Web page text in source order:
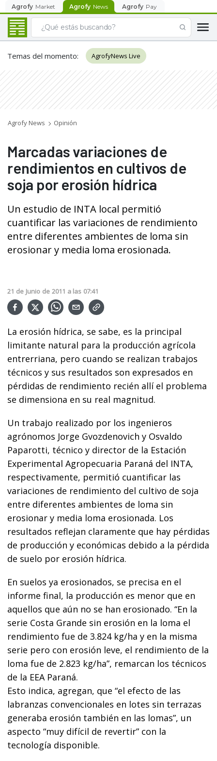
Agrofy Market Agrofy News Agrofy Pay
Temas del momento: AgrofyNews Live
Agrofy News Opinión
Marcadas variaciones de
rendimientos en cultivos de
soja por erosión hídrica
Un estudio de INTA local permitió
cuantificar las variaciones de rendimiento
entre diferentes ambientes de loma sin
erosionar y media loma erosionada.
21 de Junio de 2011 a las 07:41
La erosión hídrica, se sabe, es la principal
limitante natural para la producción agrícola
entrerriana, pero cuando se realizan trabajos
técnicos y sus resultados son expresados en
pérdidas de rendimiento recién allí el problema
se dimensiona en su real magnitud.
Un trabajo realizado por los ingenieros
agrónomos Jorge Gvozdenovich y Osvaldo
Paparotti, técnico y director de la Estación
Experimental Agropecuaria Paraná del INTA,
respectivamente, permitió cuantificar las
variaciones de rendimiento del cultivo de soja
entre diferentes ambientes de loma sin
erosionar y media loma erosionada. Los
resultados reflejan claramente que hay pérdidas
de producción y económicas debido a la pérdida
de suelo por erosión hídrica.
En suelos ya erosionados, se precisa en el
informe final, la producción es menor que en
aquellos que aún no se han erosionado. “En la
serie Costa Grande sin erosión en la loma el
rendimiento fue de 3.824 kg/ha y en la misma
serie pero con erosión leve, el rendimiento de la
loma fue de 2.823 kg/ha”, remarcan los técnicos
de la EEA Paraná.
Esto indica, agregan, que “el efecto de las
labranzas convencionales en lotes sin terrazas
generaba erosión también en las lomas”, un
aspecto “muy difícil de revertir” con la
tecnología disponible.